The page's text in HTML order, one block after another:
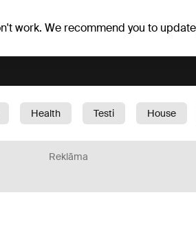
work. We recommend you to
Health Testi House
Reklāma